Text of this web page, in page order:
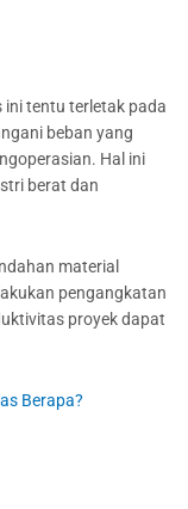
ini tentu terletak pada
beban yang
Hal ini
berat dan
material
pengangkatan
proyek dapat
Berapa?